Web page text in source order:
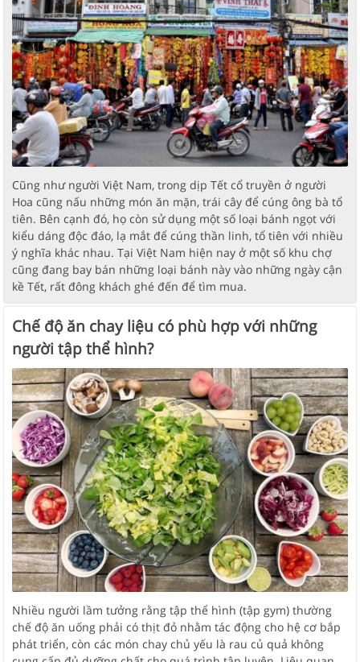
Cũng như người Việt Nam, trong dịp Tết cổ truyền ở người
Hoa cũng nấu những món ăn mặn, trái cây để cúng ông bà tổ
tiên. Bên cạnh đó, họ còn sử dụng một số loại bánh ngọt với
kiểu dáng độc đáo, lạ mắt để cúng thần linh, tổ tiên với nhiều
ý nghĩa khác nhau. Tại Việt Nam hiện nay ở một số khu chợ
cũng đang bay bán những loại bánh này vào những ngày cận
kề Tết, rất đông khách ghé đến để tìm mua.
Chế độ ăn chay liệu có phù hợp với những
người tập thể hình?
Nhiều người lầm tưởng rằng tập thể hình (tập gym) thường
chế độ ăn uống phải có thịt đỏ nhằm tác động cho hệ cơ bắp
phát triển, còn các món chay chủ yếu là rau củ quả không